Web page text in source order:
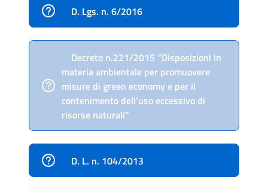
D. Lgs. n. 6/2016
Decreto n.221/2015 “Disposizioni in
materia ambientale per promuovere
misure di green economy e per il
contenimento dell’uso eccessivo di
risorse naturali”
D. L. n. 104/2013